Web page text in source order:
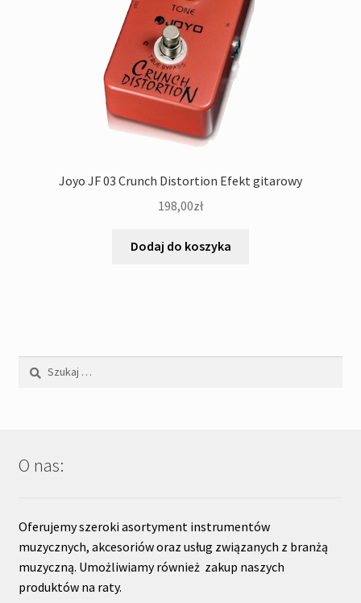
Joyo JF 03 Crunch Distortion Efekt gitarowy
198,00zł
Dodaj do koszyka
Szukaj:
O nas:
Oferujemy szeroki asortyment instrumentów
muzycznych, akcesoriów oraz usług związanych z branżą
muzyczną. Umożliwiamy również zakup naszych
produktów na raty.